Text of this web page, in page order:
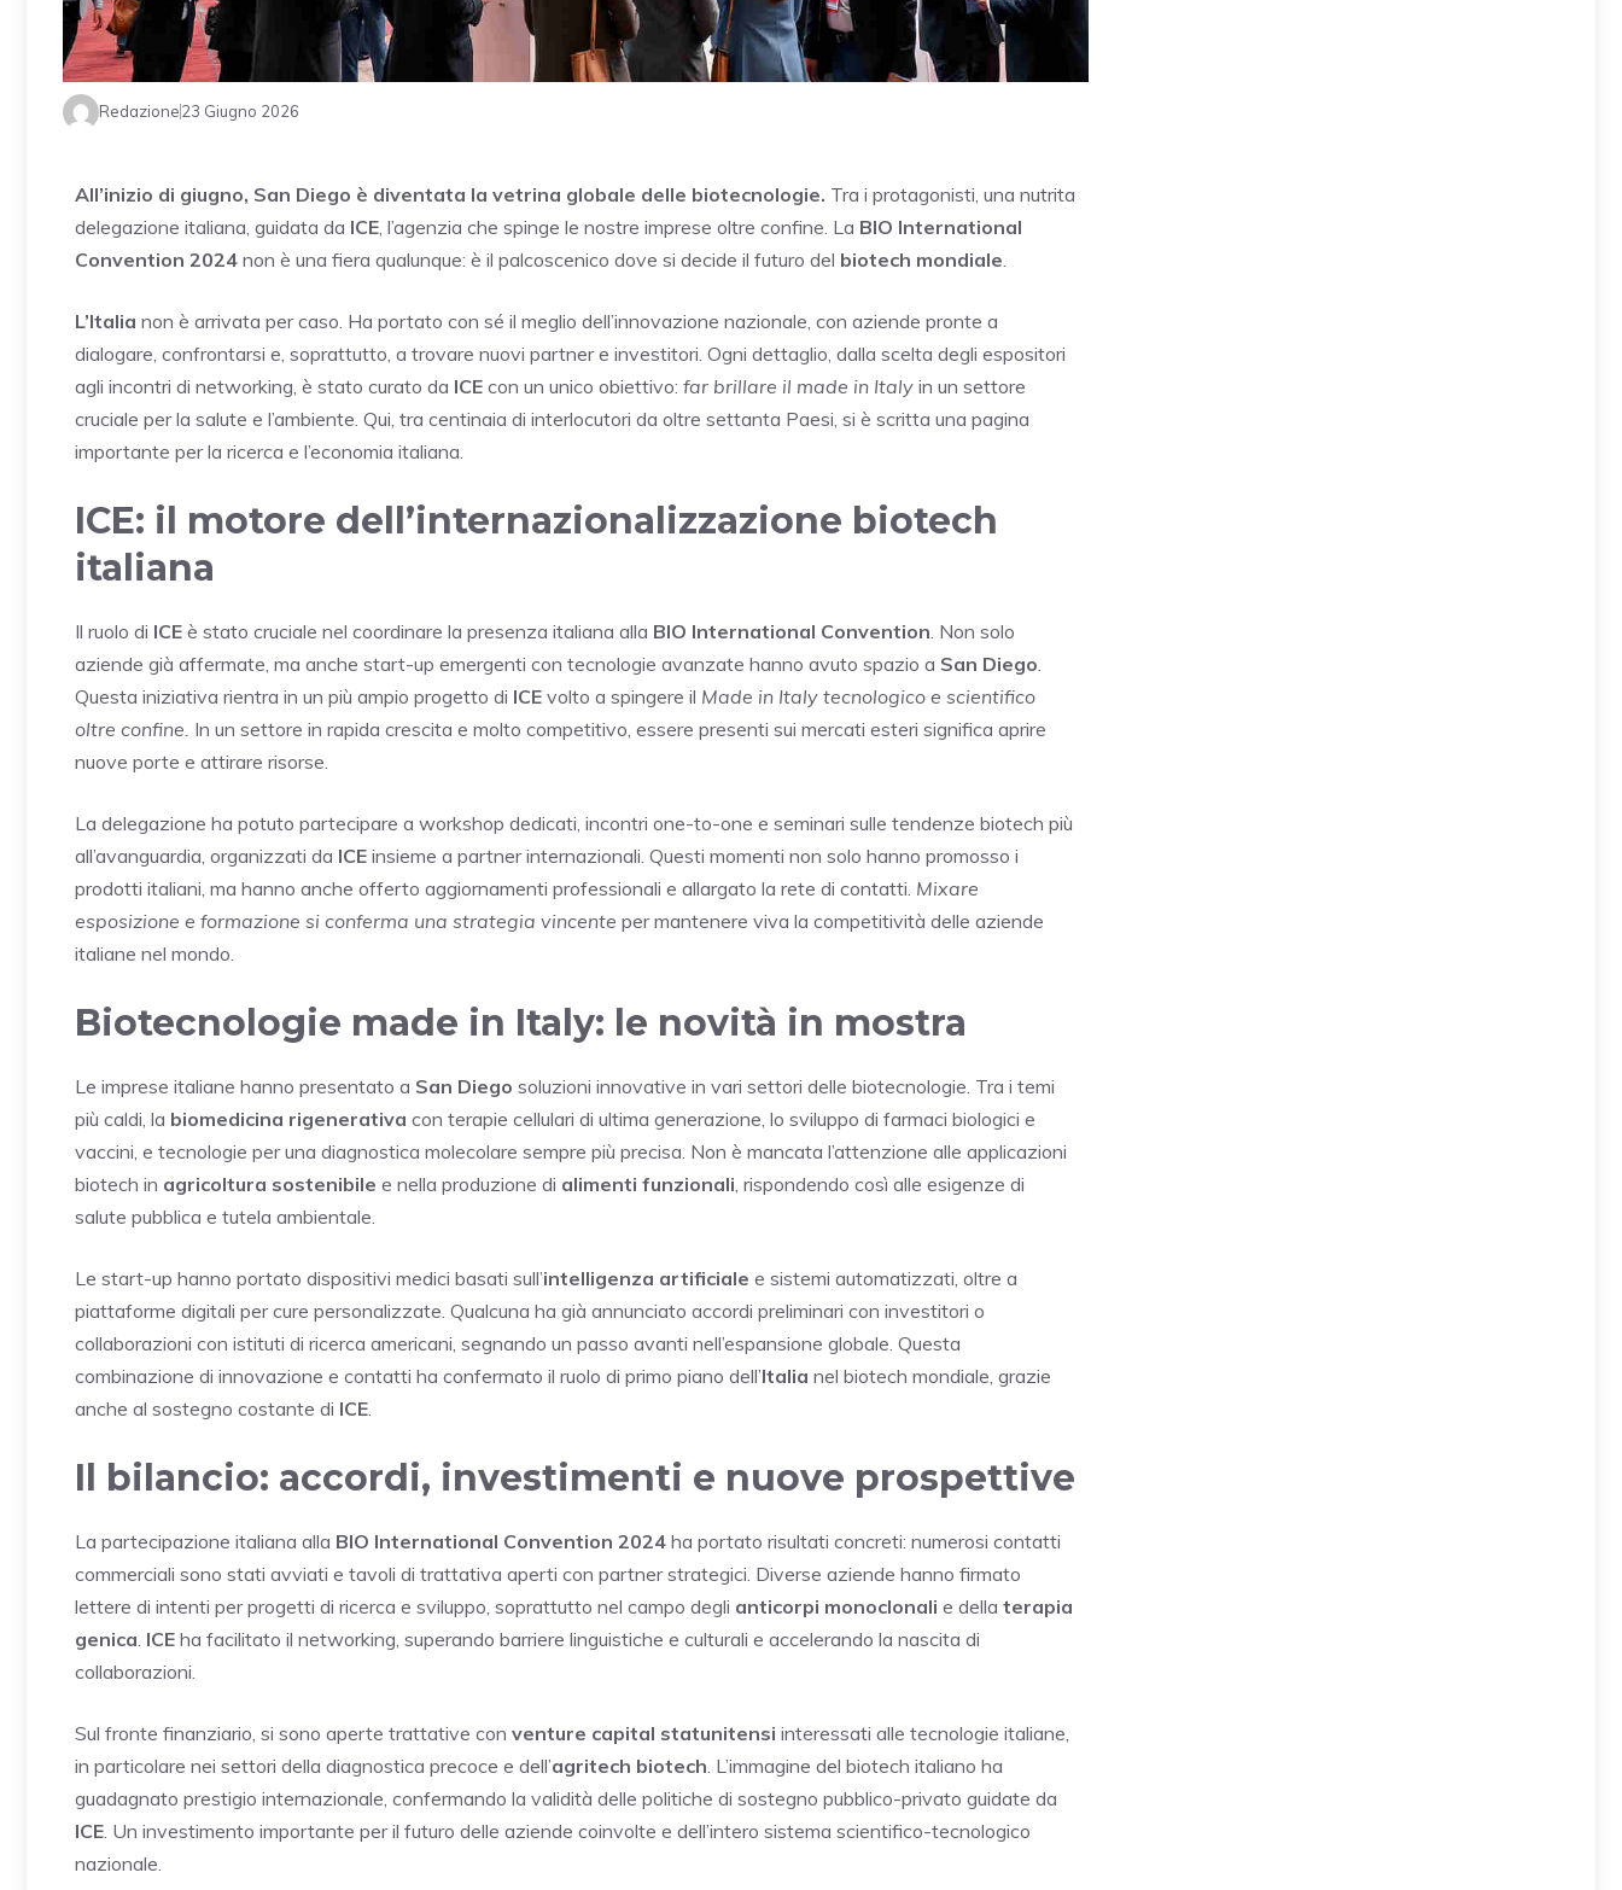
Redazione23 Giugno 2026
All’inizio di giugno, San Diego è diventata la vetrina globale delle biotecnologie. Tra i protagonisti, una nutrita
delegazione italiana, guidata da ICE , l’agenzia che spinge le nostre imprese oltre confine. La BIO International
Convention 2024 non è una fiera qualunque: è il palcoscenico dove si decide il futuro del biotech mondiale
L’Italia non è arrivata per caso. Ha portato con sé il meglio dell’innovazione nazionale, con aziende pronte a
dialogare, confrontarsi e, soprattutto, a trovare nuovi partner e investitori. Ogni dettaglio, dalla scelta degli espositori
agli incontri di networking, è stato curato da ICE con un unico obiettivo: far brillare il made in Italy in un settore
cruciale per la salute e l’ambiente. Qui, tra centinaia di interlocutori da oltre settanta Paesi, si è scritta una pagina
importante per la ricerca e l’economia italiana.
ICE: il motore dell’internazionalizzazione biotech
italiana
Il ruolo di ICE è stato cruciale nel coordinare la presenza italiana alla BIO International Convention . Non solo
aziende già affermate, ma anche start-up emergenti con tecnologie avanzate hanno avuto spazio a San Diego
Questa iniziativa rientra in un più ampio progetto di ICE volto a spingere il Made in Italy tecnologico e scientifico
oltre confine. In un settore in rapida crescita e molto competitivo, essere presenti sui mercati esteri significa aprire
nuove porte e attirare risorse.
La delegazione ha potuto partecipare a workshop dedicati, incontri one-to-one e seminari sulle tendenze biotech più
all’avanguardia, organizzati da ICE insieme a partner internazionali. Questi momenti non solo hanno promosso i
prodotti italiani, ma hanno anche offerto aggiornamenti professionali e allargato la rete di contatti. Mixare
esposizione e formazione si conferma una strategia vincente per mantenere viva la competitività delle aziende
italiane nel mondo.
Biotecnologie made in Italy: le novità in mostra
Le imprese italiane hanno presentato a San Diego soluzioni innovative in vari settori delle biotecnologie. Tra i temi
più caldi, la biomedicina rigenerativa con terapie cellulari di ultima generazione, lo sviluppo di farmaci biologici e
vaccini, e tecnologie per una diagnostica molecolare sempre più precisa. Non è mancata l’attenzione alle applicazioni
biotech in agricoltura sostenibile e nella produzione di alimenti funzionali , rispondendo così alle esigenze di
salute pubblica e tutela ambientale.
Le start-up hanno portato dispositivi medici basati sull’intelligenza artificiale e sistemi automatizzati, oltre a
piattaforme digitali per cure personalizzate. Qualcuna ha già annunciato accordi preliminari con investitori o
collaborazioni con istituti di ricerca americani, segnando un passo avanti nell’espansione globale. Questa
combinazione di innovazione e contatti ha confermato il ruolo di primo piano dell’Italia nel biotech mondiale, grazie
anche al sostegno costante di ICE
Il bilancio: accordi, investimenti e nuove prospettive
La partecipazione italiana alla BIO International Convention 2024 ha portato risultati concreti: numerosi contatti
commerciali sono stati avviati e tavoli di trattativa aperti con partner strategici. Diverse aziende hanno firmato
lettere di intenti per progetti di ricerca e sviluppo, soprattutto nel campo degli anticorpi monoclonali e della terapia
genica ICE ha facilitato il networking, superando barriere linguistiche e culturali e accelerando la nascita di
collaborazioni.
Sul fronte finanziario, si sono aperte trattative con venture capital statunitensi interessati alle tecnologie italiane,
in particolare nei settori della diagnostica precoce e dell’agritech biotech . L’immagine del biotech italiano ha
guadagnato prestigio internazionale, confermando la validità delle politiche di sostegno pubblico-privato guidate da
ICE . Un investimento importante per il futuro delle aziende coinvolte e dell’intero sistema scientifico-tecnologico
nazionale.